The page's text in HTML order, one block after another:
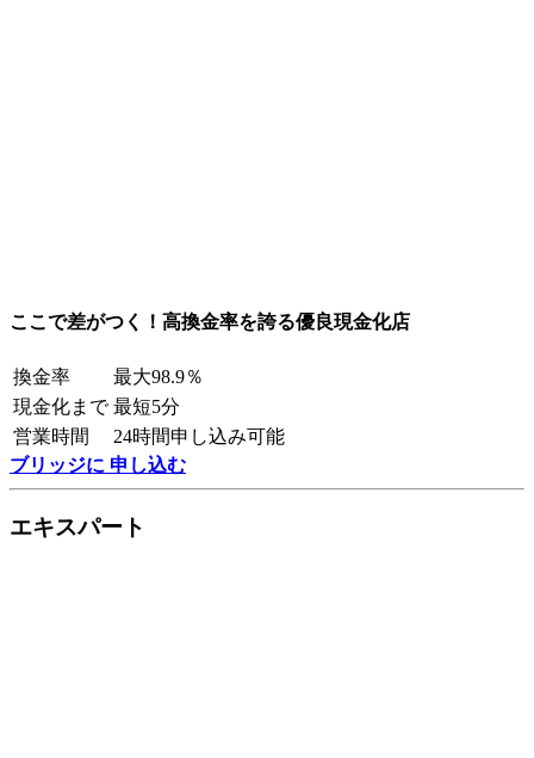
ここで差がつく！高換金率を誇る優良現金化店
換金率
最大98.9％
現金化まで 最短5分
営業時間
24時間申し込み可能
ブリッジに 申し込む
エキスパート